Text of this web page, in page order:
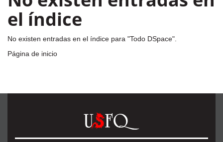
el índice
No existen entradas en el índice para "Todo DSpace".
Página de inicio